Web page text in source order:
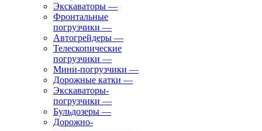
Экскаваторы —
Фронтальные
погрузчики —
Автогрейдеры —
Телескопические
погрузчики —
Мини-погрузчики —
Дорожные катки —
Экскаваторы-
погрузчики —
Бульдозеры —
Дорожно-